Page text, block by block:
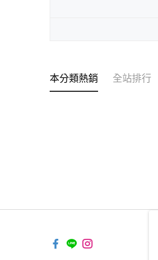
本分類熱銷 全站排行